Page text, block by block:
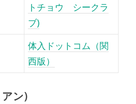
トチョウ シークラ
ブ)
体入ドットコム（関
西版）
ン)